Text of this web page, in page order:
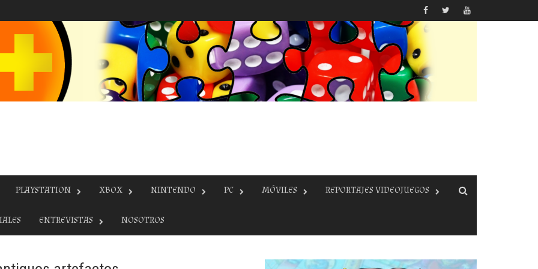
PLAYSTATION XBOX NINTENDO PC MÓVILES REPORTAJES VIDEOJUEGOS
ENTREVISTAS NOSOTROS